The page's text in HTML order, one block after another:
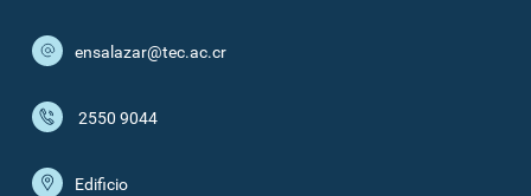
ensalazar@tec.ac.cr
2550 9044
Edificio